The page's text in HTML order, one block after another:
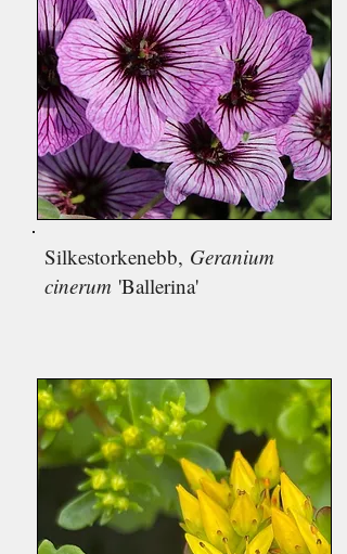
Silkestorkenebb, Geranium
cinerum 'Ballerina'